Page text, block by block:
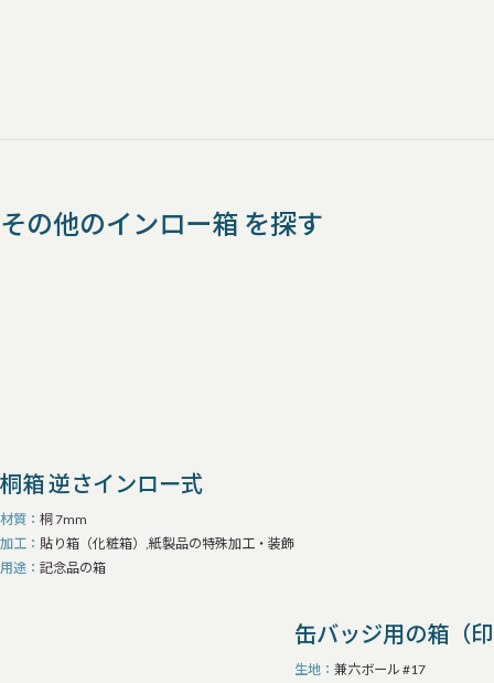
その他のインロー箱 を探す
桐箱 逆さインロー式
材質
桐 7mm
加工
貼り箱（化粧箱）,紙製品の特殊加工・装飾
用途
記念品の箱
缶バッジ用の箱（
生地
兼六ボール #17